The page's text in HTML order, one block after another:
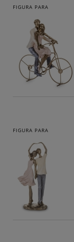
FIGURA PARA
FIGURA PARA